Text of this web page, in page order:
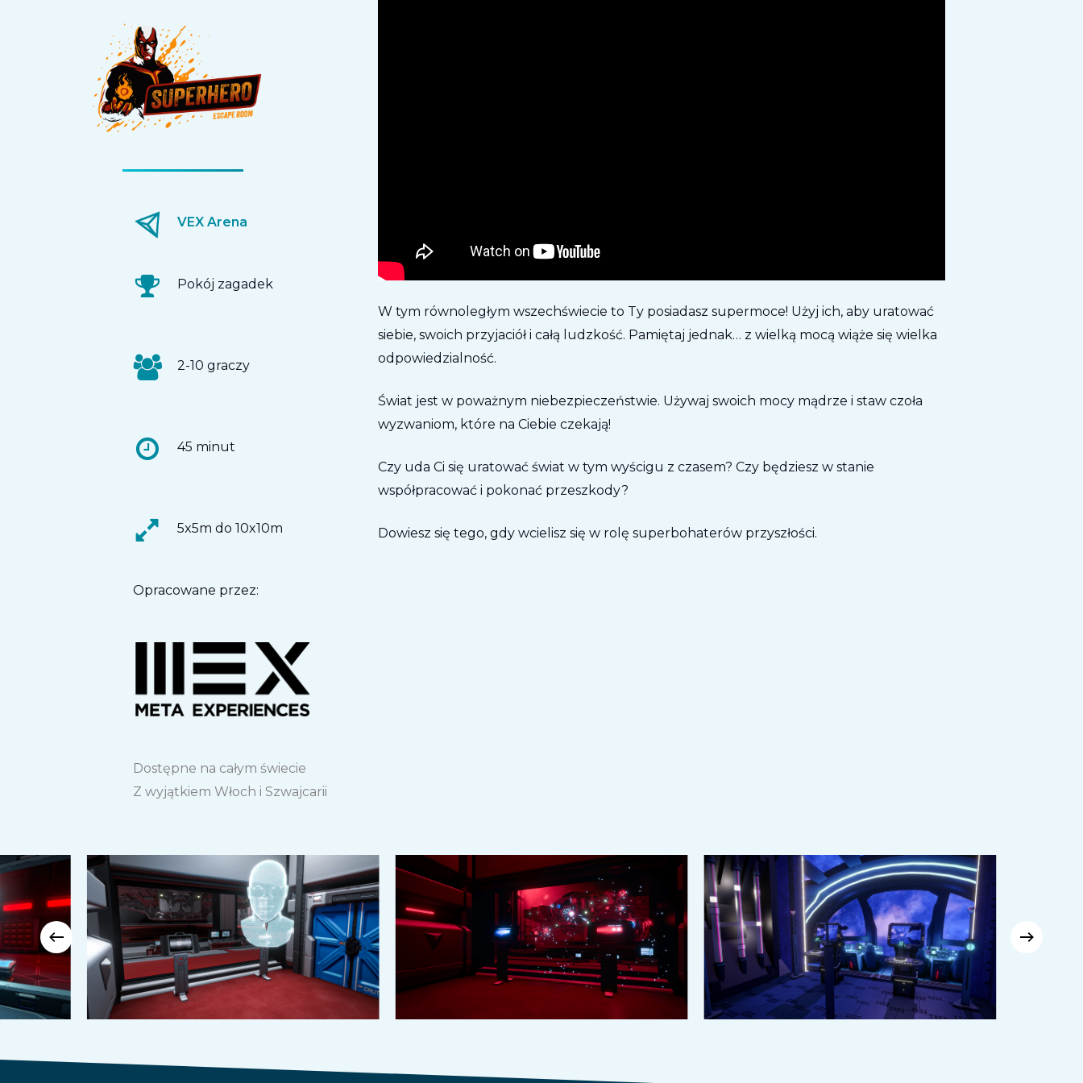
VEX Arena
Pokój zagadek
2-10 graczy
45 minut
5x5m do 10x10m
Opracowane przez:
Dostępne na całym świecie
Z wyjątkiem Włoch i Szwajcarii
W tym równoległym wszechświecie to Ty posiadasz supermoce! Użyj ich, aby uratować
siebie, swoich przyjaciół i całą ludzkość. Pamiętaj jednak… z wielką mocą wiąże się wielka
odpowiedzialność.
Świat jest w poważnym niebezpieczeństwie. Używaj swoich mocy mądrze i staw czoła
wyzwaniom, które na Ciebie czekają!
Czy uda Ci się uratować świat w tym wyścigu z czasem? Czy będziesz w stanie
współpracować i pokonać przeszkody?
Dowiesz się tego, gdy wcielisz się w rolę superbohaterów przyszłości.